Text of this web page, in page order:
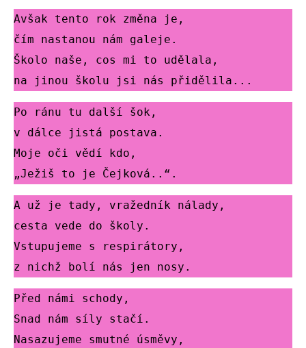
Avšak tento rok změna je,
čím nastanou nám galeje.
Školo naše, cos mi to udělala,
na jinou školu jsi nás přidělila...
Po ránu tu další šok,
v dálce jistá postava.
Moje oči vědí kdo,
„Ježiš to je Čejková..“.
A už je tady, vražedník nálady,
cesta vede do školy.
Vstupujeme s respirátory,
z nichž bolí nás jen nosy.
Před námi schody,
Snad nám síly stačí.
Nasazujeme smutné úsměvy,